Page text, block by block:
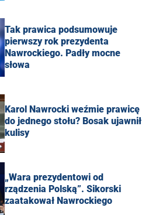
Tak prawica podsumowuje
pierwszy rok prezydenta
Nawrockiego. Padły mocne
słowa
Karol Nawrocki weźmie prawicę
do jednego stołu? Bosak ujawnił
kulisy
„Wara prezydentowi od
rządzenia Polską”. Sikorski
zaatakował Nawrockiego